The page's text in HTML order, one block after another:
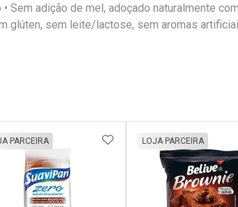
Sem adição de mel, adoçado naturalmente com
glúten, sem leite/lactose, sem aromas
AOS FAVORITOS
PARCEIRA ADICIONAR AOS
LOJA PARCEIRA